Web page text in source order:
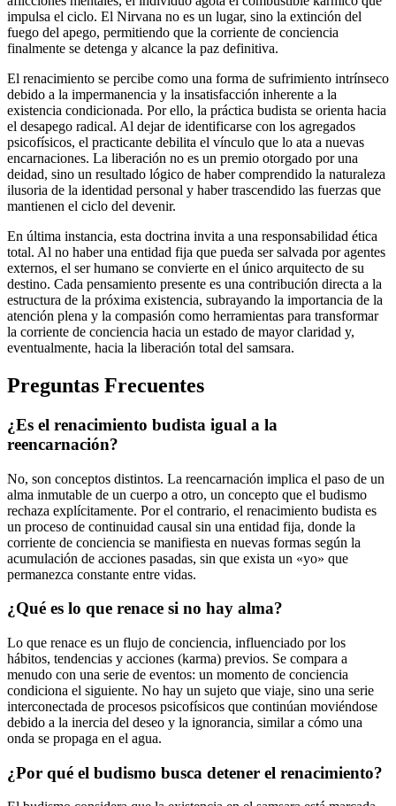
impulsa el ciclo. El Nirvana no es un lugar, sino la extinción del
fuego del apego, permitiendo que la corriente de conciencia
finalmente se detenga y alcance la paz definitiva.
El renacimiento se percibe como una forma de sufrimiento intrínseco
debido a la impermanencia y la insatisfacción inherente a la
existencia condicionada. Por ello, la práctica budista se orienta hacia
el desapego radical. Al dejar de identificarse con los agregados
psicofísicos, el practicante debilita el vínculo que lo ata a nuevas
encarnaciones. La liberación no es un premio otorgado por una
deidad, sino un resultado lógico de haber comprendido la naturaleza
ilusoria de la identidad personal y haber trascendido las fuerzas que
mantienen el ciclo del devenir.
En última instancia, esta doctrina invita a una responsabilidad ética
total. Al no haber una entidad fija que pueda ser salvada por agentes
externos, el ser humano se convierte en el único arquitecto de su
destino. Cada pensamiento presente es una contribución directa a la
estructura de la próxima existencia, subrayando la importancia de la
atención plena y la compasión como herramientas para transformar
la corriente de conciencia hacia un estado de mayor claridad y,
eventualmente, hacia la liberación total del samsara.
Preguntas Frecuentes
¿Es el renacimiento budista igual a la
reencarnación?
No, son conceptos distintos. La reencarnación implica el paso de un
alma inmutable de un cuerpo a otro, un concepto que el budismo
rechaza explícitamente. Por el contrario, el renacimiento budista es
un proceso de continuidad causal sin una entidad fija, donde la
corriente de conciencia se manifiesta en nuevas formas según la
acumulación de acciones pasadas, sin que exista un «yo» que
permanezca constante entre vidas.
¿Qué es lo que renace si no hay alma?
Lo que renace es un flujo de conciencia, influenciado por los
hábitos, tendencias y acciones (karma) previos. Se compara a
menudo con una serie de eventos: un momento de conciencia
condiciona el siguiente. No hay un sujeto que viaje, sino una serie
interconectada de procesos psicofísicos que continúan moviéndose
debido a la inercia del deseo y la ignorancia, similar a cómo una
onda se propaga en el agua.
¿Por qué el budismo busca detener el renacimiento?